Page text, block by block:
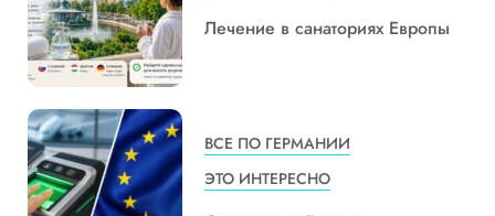
Лечение в санаториях Европы
ВСЕ ПО ГЕРМАНИИ
ЭТО ИНТЕРЕСНО